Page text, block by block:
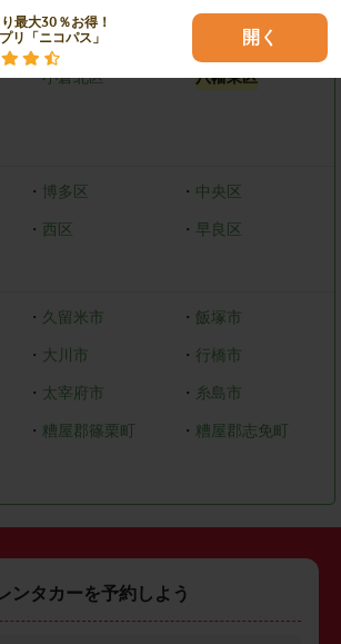
最大30％お得！
リ「ニコパス」
開く
・小倉北区 ・八幡東区
・ 博多区 ・ 中央区
・ 西区 ・早良区
・ 久留米市 ・ 飯塚市
・ 大川市 ・行橋市
・ 太宰府市 ・ 糸島市
・ 糟屋郡篠栗町 ・ 糟屋郡志免町
レンタカーを予約しよう